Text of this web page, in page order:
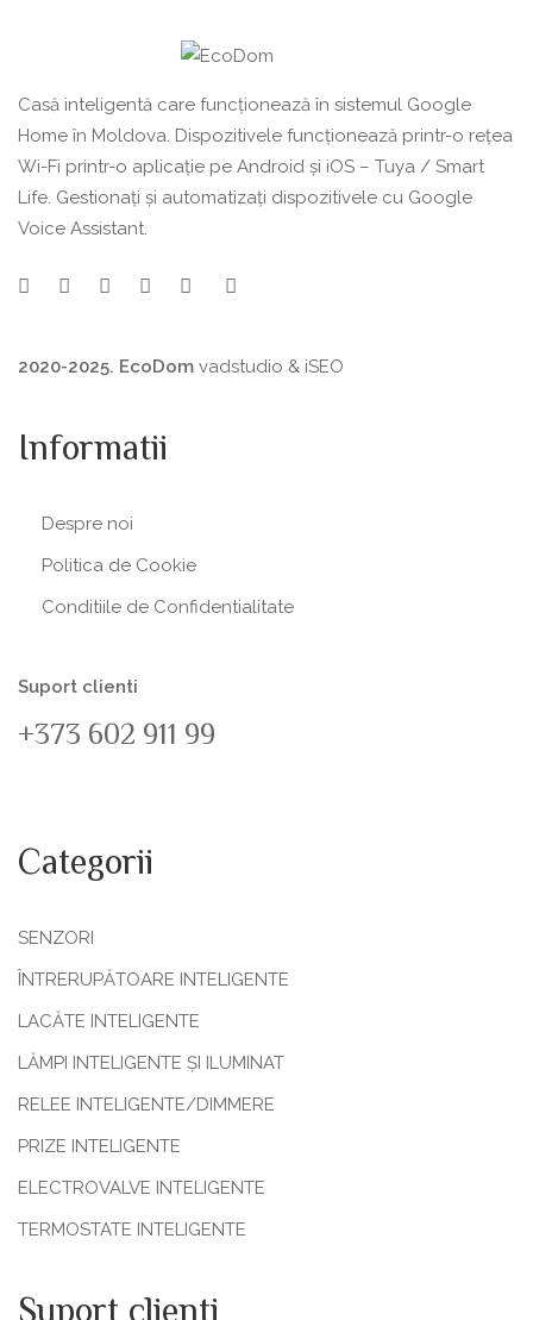
Casă inteligentă care funcționează în sistemul Google
Home în Moldova. Dispozitivele funcționează printr-o rețea
Wi-Fi printr-o aplicație pe Android și iOS – Tuya / Smart
Life. Gestionați și automatizați dispozitivele cu Google
Voice Assistant.
2020-2025. EcoDom vadstudio & iSEO
Informatii
Despre noi
Politica de Сookie
Conditiile de Confidentialitate
Suport clienti
+373 602 911 99
Categorii
SENZORI
ÎNTRERUPĂTOARE INTELIGENTE
LACĂTE INTELIGENTE
LĂMPI INTELIGENTE ȘI ILUMINAT
RELEE INTELIGENTE/DIMMERE
PRIZE INTELIGENTE
ELECTROVALVE INTELIGENTE
TERMOSTATE INTELIGENTE